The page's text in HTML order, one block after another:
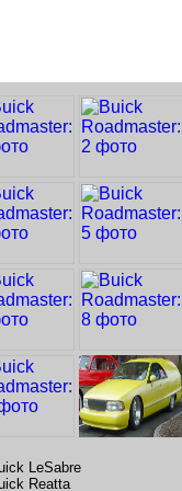
LeSabre
Reatta